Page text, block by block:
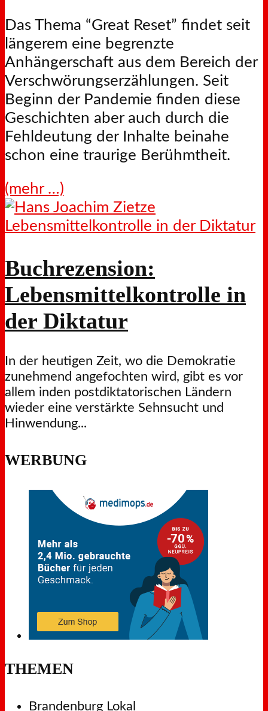
Das Thema “Great Reset” findet seit
längerem eine begrenzte
Anhängerschaft aus dem Bereich der
Verschwörungserzählungen. Seit
Beginn der Pandemie finden diese
Geschichten aber auch durch die
Fehldeutung der Inhalte beinahe
schon eine traurige Berühmtheit.
(mehr …)
Buchrezension:
Lebensmittelkontrolle in
der Diktatur
In der heutigen Zeit, wo die Demokratie
zunehmend angefochten wird, gibt es vor
allem inden postdiktatorischen Ländern
wieder eine verstärkte Sehnsucht und
Hinwendung...
WERBUNG
THEMEN
Brandenburg Lokal